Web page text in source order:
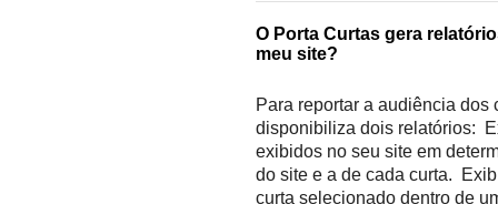
O Porta Curtas gera
meu site?
Para reportar a audiência dos
disponibiliza dois relatórios:
exibidos no seu site em
do site e a de cada curta.
curta selecionado dentro de